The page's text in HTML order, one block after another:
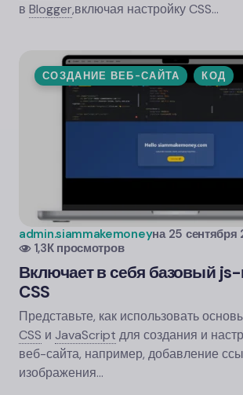
в Blogger,включая настройку CSS…
СОЗДАНИЕ ВЕБ-САЙТА КОД
admin.siammakemoneyна 25 сентября
1,3К просмотров
Включает в себя базовый
CSS
Представьте, как использовать
CSS и JavaScript для создания и
веб-сайта, например, добавление
изображения…